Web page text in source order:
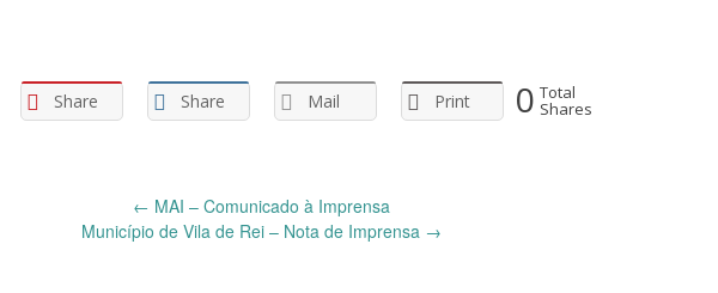
Share Share Mail Print 0 Total
Shares
← MAI – Comunicado à Imprensa
Município de Vila de Rei – Nota de Imprensa →